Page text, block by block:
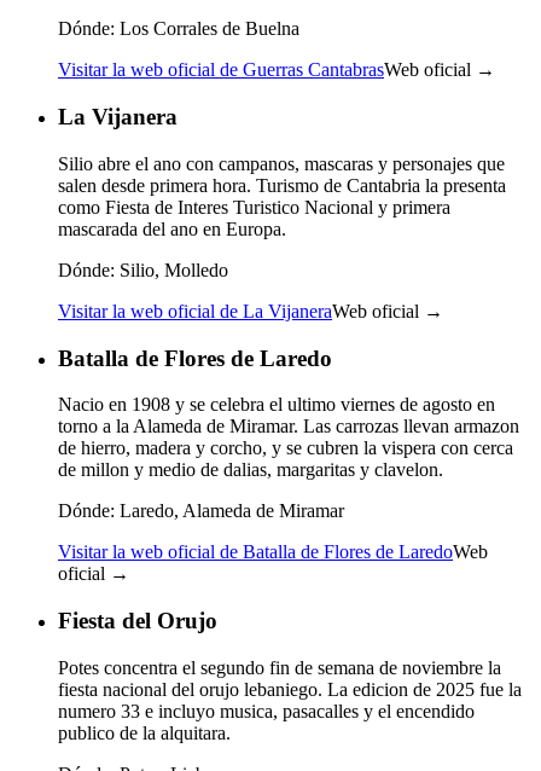
Dónde: Los Corrales de Buelna
Visitar la web oficial de Guerras CantabrasWeb oficial →
La Vijanera
Silio abre el ano con campanos, mascaras y personajes que
salen desde primera hora. Turismo de Cantabria la presenta
como Fiesta de Interes Turistico Nacional y primera
mascarada del ano en Europa.
Dónde: Silio, Molledo
Visitar la web oficial de La VijaneraWeb oficial →
Batalla de Flores de Laredo
Nacio en 1908 y se celebra el ultimo viernes de agosto en
torno a la Alameda de Miramar. Las carrozas llevan armazon
de hierro, madera y corcho, y se cubren la vispera con cerca
de millon y medio de dalias, margaritas y clavelon.
Dónde: Laredo, Alameda de Miramar
Visitar la web oficial de Batalla de Flores de LaredoWeb
oficial →
Fiesta del Orujo
Potes concentra el segundo fin de semana de noviembre la
fiesta nacional del orujo lebaniego. La edicion de 2025 fue la
numero 33 e incluyo musica, pasacalles y el encendido
publico de la alquitara.